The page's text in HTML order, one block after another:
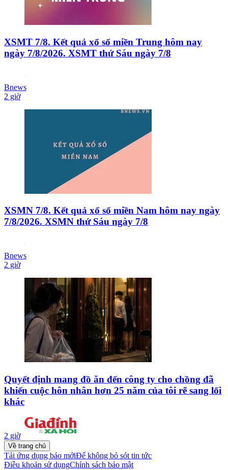
XSMT 7/8. Kết quả xổ số miền Trung hôm nay
ngày 7/8/2026. XSMT thứ Sáu ngày 7/8
Bnews
2 giờ
XSMN 7/8. Kết quả xổ số miền Nam hôm nay ngày
7/8/2026. XSMN thứ Sáu ngày 7/8
Bnews
2 giờ
Quyết định mang đồ ăn đến công ty cho chồng đã
khiến cuộc hôn nhân hơn 25 năm của tôi rẽ sang lối
khác
2 giờ
Về trang chủ
Tải ứng dụng báo mớiĐể không bỏ sót tin tức
Điều khoản sử dụngChính sách bảo mật